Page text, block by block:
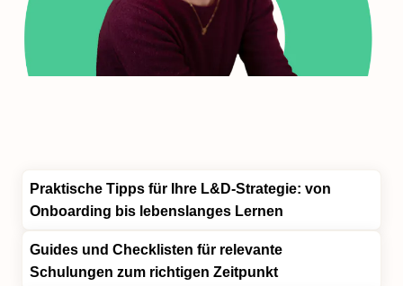
Praktische Tipps für Ihre L&D-Strategie: von
Onboarding bis lebenslanges Lernen
Guides und Checklisten für relevante
Schulungen zum richtigen Zeitpunkt